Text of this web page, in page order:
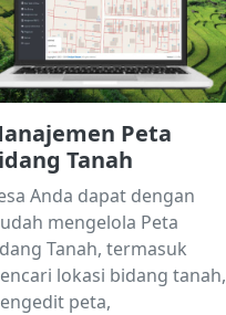
Peta
Tanah
Anda dapat dengan
mengelola Peta
Tanah, termasuk
lokasi bidang tanah,
peta,